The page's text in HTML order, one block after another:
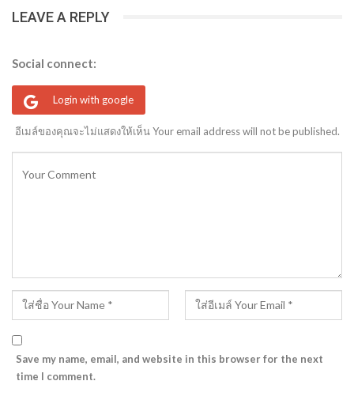
LEAVE A REPLY
Social connect:
Login with google
อีเมล์ของคุณจะไม่แสดงให้เห็น Your email address will not be published.
Save my name, email, and website in this browser for the next
time I comment.